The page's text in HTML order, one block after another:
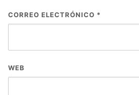
CORREO ELECTRÓNICO *
WEB